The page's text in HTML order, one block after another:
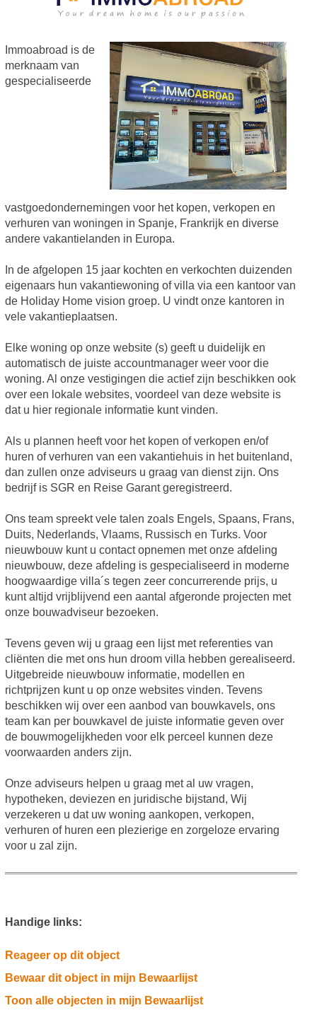
Immoabroad is de
merknaam van
gespecialiseerde
vastgoedondernemingen voor het kopen, verkopen en
verhuren van woningen in Spanje, Frankrijk en diverse
andere vakantielanden in Europa.
In de afgelopen 15 jaar kochten en verkochten duizenden
eigenaars hun vakantiewoning of villa via een kantoor van
de Holiday Home vision groep. U vindt onze kantoren in
vele vakantieplaatsen.
Elke woning op onze website (s) geeft u duidelijk en
automatisch de juiste accountmanager weer voor die
woning. Al onze vestigingen die actief zijn beschikken ook
over een lokale websites, voordeel van deze website is
dat u hier regionale informatie kunt vinden.
Als u plannen heeft voor het kopen of verkopen en/of
huren of verhuren van een vakantiehuis in het buitenland,
dan zullen onze adviseurs u graag van dienst zijn. Ons
bedrijf is SGR en Reise Garant geregistreerd.
Ons team spreekt vele talen zoals Engels, Spaans, Frans,
Duits, Nederlands, Vlaams, Russisch en Turks. Voor
nieuwbouw kunt u contact opnemen met onze afdeling
nieuwbouw, deze afdeling is gespecialiseerd in moderne
hoogwaardige villa´s tegen zeer concurrerende prijs, u
kunt altijd vrijblijvend een aantal afgeronde projecten met
onze bouwadviseur bezoeken.
Tevens geven wij u graag een lijst met referenties van
cliënten die met ons hun droom villa hebben gerealiseerd.
Uitgebreide nieuwbouw informatie, modellen en
richtprijzen kunt u op onze websites vinden. Tevens
beschikken wij over een aanbod van bouwkavels, ons
team kan per bouwkavel de juiste informatie geven over
de bouwmogelijkheden voor elk perceel kunnen deze
voorwaarden anders zijn.
Onze adviseurs helpen u graag met al uw vragen,
hypotheken, deviezen en juridische bijstand, Wij
verzekeren u dat uw woning aankopen, verkopen,
verhuren of huren een plezierige en zorgeloze ervaring
voor u zal zijn.
Handige links:
Reageer op dit object
Bewaar dit object in mijn Bewaarlijst
Toon alle objecten in mijn Bewaarlijst